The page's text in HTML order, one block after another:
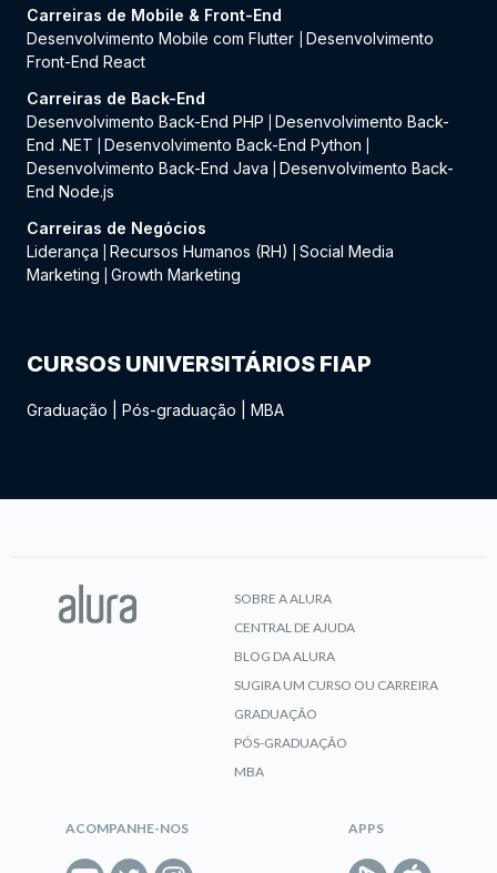
Carreiras de Mobile & Front-End
Desenvolvimento Mobile com Flutter
Desenvolvimento
Front-End React
Carreiras de Back-End
Desenvolvimento Back-End PHP
Desenvolvimento Back-
End .NET
Desenvolvimento Back-End Python
Desenvolvimento Back-End Java
Desenvolvimento Back-
End Node.js
Carreiras de Negócios
Liderança
Recursos Humanos (RH)
Social Media
Marketing
Growth Marketing
CURSOS UNIVERSITÁRIOS FIAP
Graduação Pós-graduação MBA
SOBRE A ALURA
CENTRAL DE AJUDA
BLOG DA ALURA
SUGIRA UM CURSO OU CARREIRA
GRADUAÇÃO
PÓS-GRADUAÇÃO
MBA
ACOMPANHE-NOS APPS